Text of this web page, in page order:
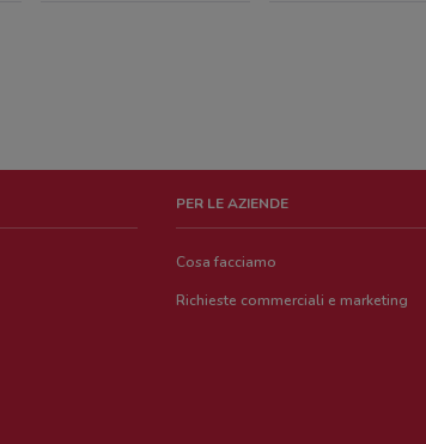
PER LE AZIENDE
Cosa facciamo
Richieste commerciali e marketing